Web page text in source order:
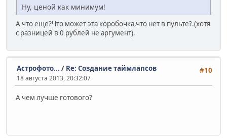
Ну, ценой как минимум!
А что еще?Что может эта коробочка,что нет в пульте?.(хотя
с разницей в 0 рублей не аргумент).
#10
Астрофото... / Re: Создание таймлапсов
18 августа 2013, 20:32:07
А чем лучше готового?